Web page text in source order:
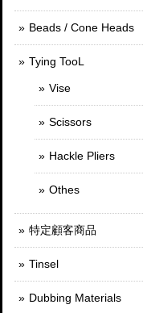
Beads / Cone Heads
Tying TooL
Vise
Scissors
Hackle Pliers
Othes
特定顧客商品
Tinsel
Dubbing Materials